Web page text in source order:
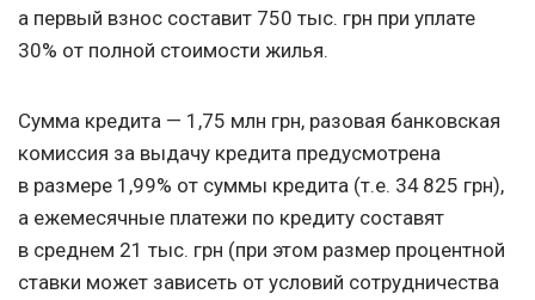
а первый взнос составит 750 тыс. грн при уплате
30% от полной стоимости жилья.
Сумма кредита — 1,75 млн грн, разовая банковская
комиссия за выдачу кредита предусмотрена
в размере 1,99% от суммы кредита (т.е. 34 825 грн),
а ежемесячные платежи по кредиту составят
в среднем 21 тыс. грн (при этом размер процентной
ставки может зависеть от условий сотрудничества